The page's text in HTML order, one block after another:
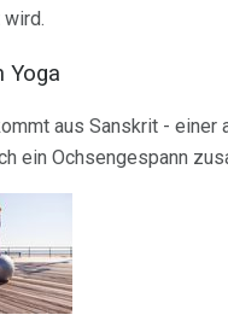
Yoga
aus Sanskrit -
ein Ochsengespann